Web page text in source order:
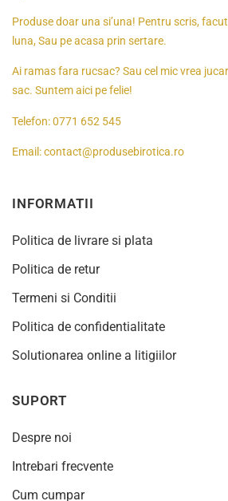
Produse doar una si’una! Pentru scris,
luna, Sau pe acasa prin sertare.
Ai ramas fara rucsac? Sau cel mic vrea
sac. Suntem aici pe felie!
Telefon:0771 652 545
Email:contact@produsebirotica.ro
INFORMATII
Politica de livrare si plata
Politica de retur
Termeni si Conditii
Politica de confidentialitate
Solutionarea online a litigiilor
SUPORT
Despre noi
Intrebari frecvente
Cum cumpar